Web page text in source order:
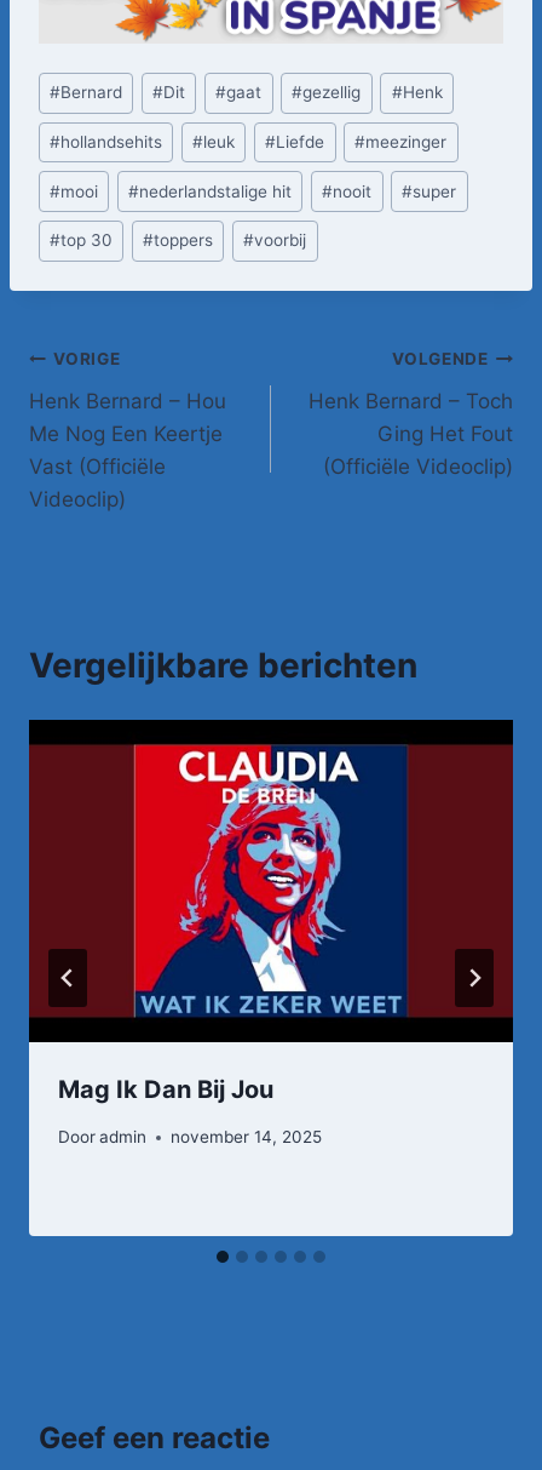
Bericht
tags:
#Bernard #Dit #gaat #gezellig #Henk
#hollandsehits #leuk #Liefde #meezinger
#mooi #nederlandstalige hit #nooit #super
#top 30 #toppers #voorbij
Bericht
navigatie
VORIGE
Henk Bernard – Hou
Me Nog Een Keertje
Vast (Officiële
Videoclip)
VOLGENDE
Henk Bernard – Toch
Ging Het Fout
(Officiële Videoclip)
Vergelijkbare berichten
Mag Ik Dan Bij Jou
Dooradmin november 14, 2025
Geef een reactie